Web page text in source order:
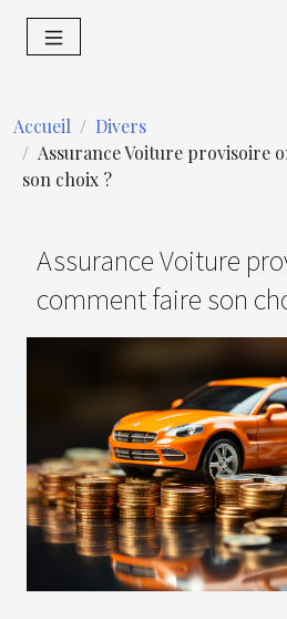
Accueil
Divers
Assurance Voiture provisoire
son choix ?
Assurance Voiture
comment faire son